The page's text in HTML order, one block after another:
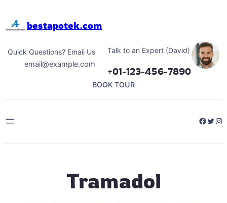
bestapotek.com
Quick Questions? Email Us
email@example.com
Talk to an Expert (David)
+01-123-456-7890
BOOK TOUR
Tramadol